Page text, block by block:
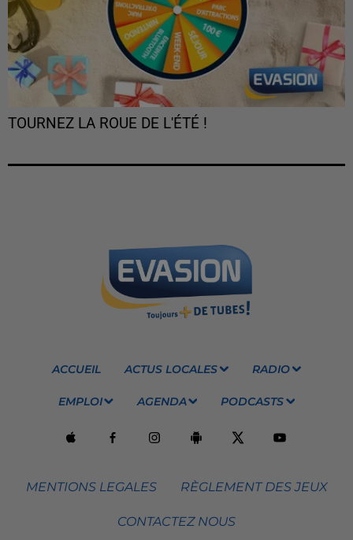
TOURNEZ LA ROUE DE L'ÉTÉ !
ACCUEIL ACTUS LOCALES RADIO
EMPLOI AGENDA PODCASTS
MENTIONS LEGALES RÈGLEMENT DES JEUX
CONTACTEZ NOUS